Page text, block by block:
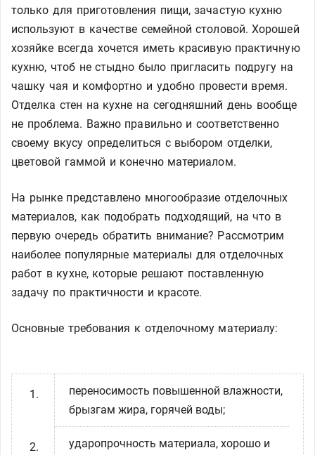
только для приготовления пищи, зачастую кухню
используют в качестве семейной столовой. Хорошей
хозяйке всегда хочется иметь красивую практичную
кухню, чтоб не стыдно было пригласить подругу на
чашку чая и комфортно и удобно провести время.
Отделка стен на кухне на сегодняшний день вообще
не проблема. Важно правильно и соответственно
своему вкусу определиться с выбором отделки,
цветовой гаммой и конечно материалом.
На рынке представлено многообразие отделочных
материалов, как подобрать подходящий, на что в
первую очередь обратить внимание? Рассмотрим
наиболее популярные материалы для отделочных
работ в кухне, которые решают поставленную
задачу по практичности и красоте.
Основные требования к отделочному материалу:
переносимость повышенной влажности,
брызгам жира, горячей воды;
ударопрочность материала, хорошо и